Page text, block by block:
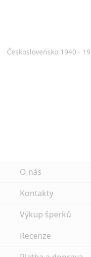
Československo 1940 -
O nás
Kontakty
Výkup šperků
Recenze